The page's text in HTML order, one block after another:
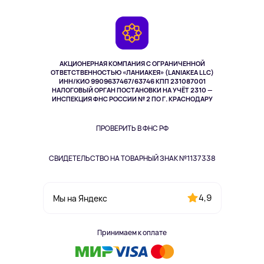
АКЦИОНЕРНАЯ КОМПАНИЯ С ОГРАНИЧЕННОЙ
ОТВЕТСТВЕННОСТЬЮ «ЛАНИАКЕЯ» (LANIAKEA LLC)
ИНН/КИО 9909637467/63746 КПП 231087001
НАЛОГОВЫЙ ОРГАН ПОСТАНОВКИ НА УЧЁТ 2310 —
ИНСПЕКЦИЯ ФНС РОССИИ № 2 ПО Г. КРАСНОДАРУ
ПРОВЕРИТЬ В ФНС РФ
СВИДЕТЕЛЬСТВО НА ТОВАРНЫЙ ЗНАК №1137338
Мы на Яндекс 4,9
Принимаем к оплате
Здоровье питомцев
Одежда и аксессуары